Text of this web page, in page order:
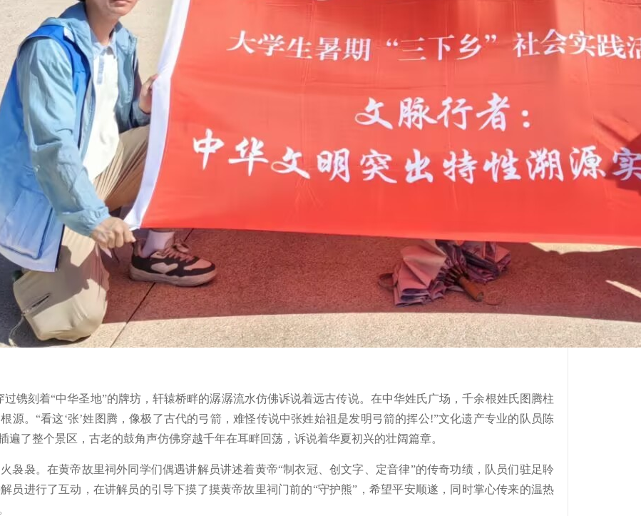
刻着“中华圣地”的牌坊，轩辕桥畔的潺潺流水仿佛诉说着远古传说。在中华姓氏广场，千余根姓氏图腾柱
源。“看这‘张’姓图腾，像极了古代的弓箭，难怪传说中张姓始祖是发明弓箭的挥公!”文化遗产专业的队员陈
了整个景区，古老的鼓角声仿佛穿越千年在耳畔回荡，诉说着华夏初兴的壮阔篇章。
袅。在黄帝故里祠外同学们偶遇讲解员讲述着黄帝“制衣冠、创文字、定音律”的传奇功绩，队员们驻足聆
员进行了互动，在讲解员的引导下摸了摸黄帝故里祠门前的“守护熊”，希望平安顺遂，同时掌心传来的温热